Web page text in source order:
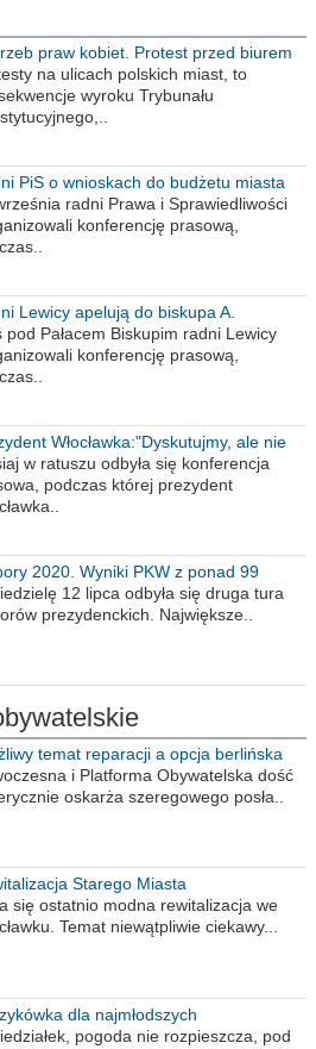
praw kobiet. Protest przed biurem
PiS
na ulicach polskich miast, to
wyroku Trybunału
PiS o wnioskach do budżetu miasta
rok radni Prawa i Sprawiedliwości
konferencję prasową,
Lewicy apelują do biskupa A.
Meringa
pod Pałacem Biskupim radni Lewicy
konferencję prasową,
Włocławka:"Dyskutujmy, ale nie
się”
w ratuszu odbyła się konferencja
podczas której prezydent
2020. Wyniki PKW z ponad 99
obwodów
12 lipca odbyła się druga tura
prezydenckich. Największe..
temat reparacji a opcja berlińska
i Platforma Obywatelska dość
oskarża szeregowego posła..
Starego Miasta
się ostatnio modna rewitalizacja we
Temat niewątpliwie ciekawy...
dla najmłodszych
pogoda nie rozpieszcza, pod